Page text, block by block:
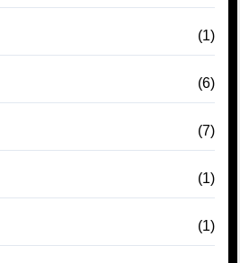
(1)
(6)
(7)
(1)
(1)